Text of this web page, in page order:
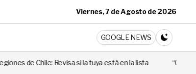
Viernes, 7 de Agosto de 2026
GOOGLE NEWS
CAMBIA A
si la tuya está en la lista “Cuando alguien utiliza mal